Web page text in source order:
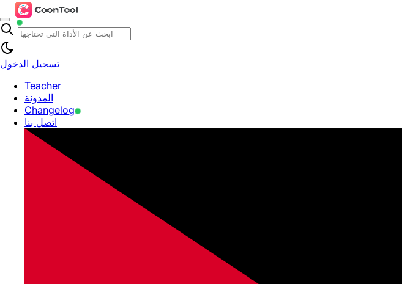
تسجيل الدخول
Teacher
المدونة
Changelog
اتصل بنا